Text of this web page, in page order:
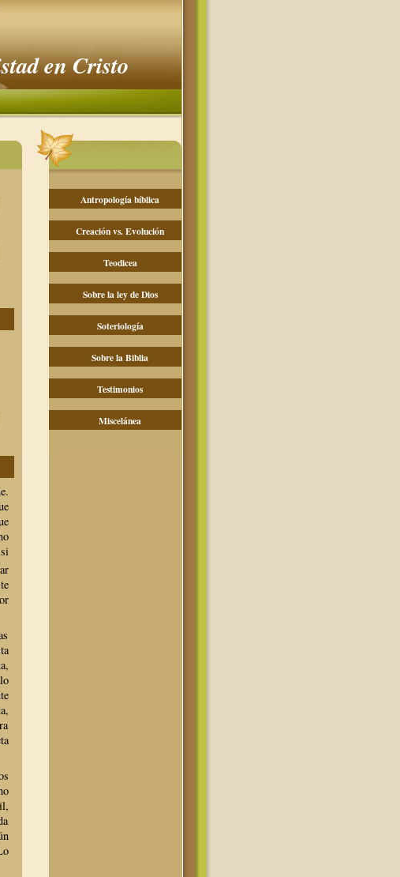
en Cristo
Antropología bíblica
Creación vs. Evolución
Teodicea
Sobre la ley de Dios
Soteriología
Sobre la Biblia
Testimonios
Miscelánea